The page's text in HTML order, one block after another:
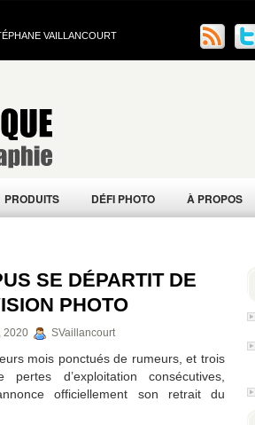
VAILLANCOURT
PRODUITS DÉFI PHOTO À PROPOS
SE DÉPARTIT DE
PHOTO
2020 SVaillancourt
mois ponctués de rumeurs, et trois
pertes d’exploitation consécutives,
officiellement son retrait du